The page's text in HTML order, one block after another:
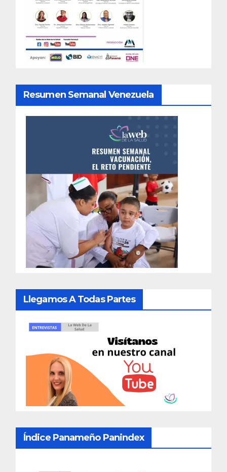
Resumen Semanal Venezuela
Llegamos A Todas Partes
Índice Panameño Panindex